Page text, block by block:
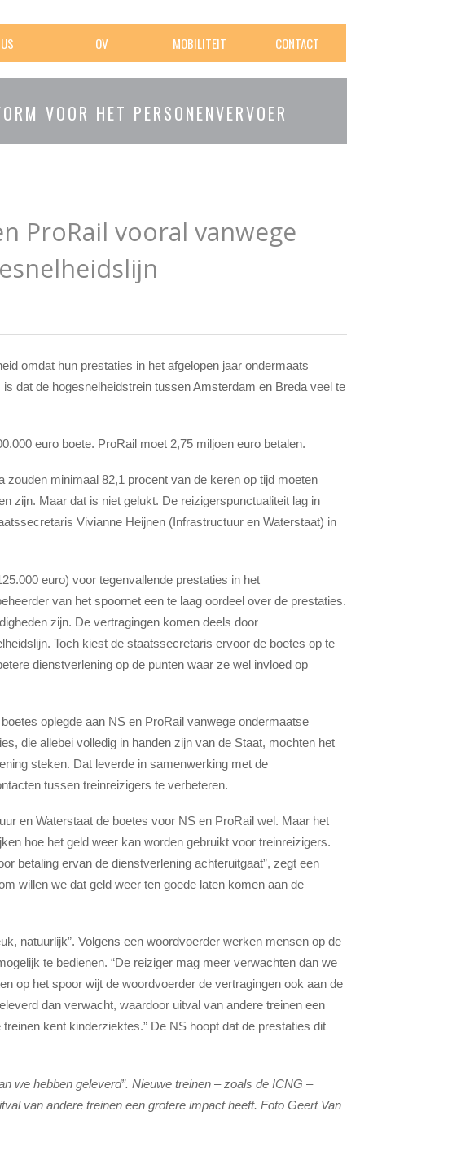
OV MOBILITEIT CONTACT
VOOR HET PERSONENVERVOER
ProRail vooral vanwege
omdat hun prestaties in het afgelopen jaar ondermaats
dat de hogesnelheidstrein tussen Amsterdam en Breda veel te
euro boete. ProRail moet 2,75 miljoen euro betalen.
zouden minimaal 82,1 procent van de keren op tijd moeten
zijn. Maar dat is niet gelukt. De reizigerspunctualiteit lag in
Vivianne Heijnen (Infrastructuur en Waterstaat) in
euro) voor tegenvallende prestaties in het
van het spoornet een te laag oordeel over de prestaties.
zijn. De vertragingen komen deels door
Toch kiest de staatssecretaris ervoor de boetes op te
dienstverlening op de punten waar ze wel invloed op
oplegde aan NS en ProRail vanwege ondermaatse
die allebei volledig in handen zijn van de Staat, mochten het
steken. Dat leverde in samenwerking met de
tussen treinreizigers te verbeteren.
en Waterstaat de boetes voor NS en ProRail wel. Maar het
hoe het geld weer kan worden gebruikt voor treinreizigers.
betaling ervan de dienstverlening achteruitgaat”, zegt een
willen we dat geld weer ten goede laten komen aan de
natuurlijk”. Volgens een woordvoerder werken mensen op de
te bedienen. “De reiziger mag meer verwachten dan we
op het spoor wijt de woordvoerder de vertragingen ook aan de
dan verwacht, waardoor uitval van andere treinen een
kent kinderziektes.” De NS hoopt dat de prestaties dit
we hebben geleverd”. Nieuwe treinen – zoals de ICNG –
van andere treinen een grotere impact heeft. Foto Geert Van